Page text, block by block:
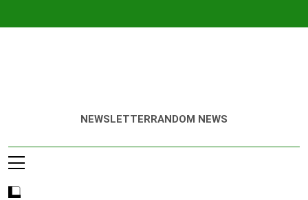
NEWSLETTERRANDOM NEWS